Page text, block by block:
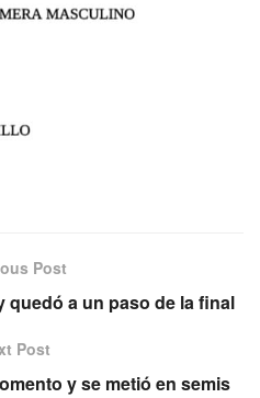
Post
quedó a un paso de la final
Post
y se metió en semis